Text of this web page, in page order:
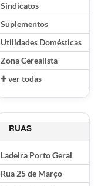
Sindicatos
Suplementos
Utilidades Domésticas
Zona Cerealista
ver todas
RUAS
Ladeira Porto Geral
Rua 25 de Março